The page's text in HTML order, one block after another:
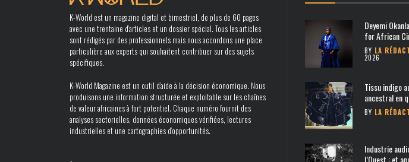
K-World est un magazine digital et bimestriel, de plus de 60 pages
avec une trentaine d’articles et un dossier spécial. Tous les articles
sont rédigés par des professionnels mais nous accordons une place
particulière aux experts qui souhaitent contribuer sur des sujets
spécifiques.
K-World Magazine est un outil d’aide à la décision économique. Nous
produisons une information structurée et exploitable sur les chaînes
de valeur africaines à fort potentiel. Chaque numéro fournit des
analyses sectorielles, données économiques vérifiées, lectures
industrielles et une cartographies d’opportunités.
Deyemi
for African
BY LA
2026
Tissu indigo
ancestral en
BY LA
Industrie
l’Ouest : et